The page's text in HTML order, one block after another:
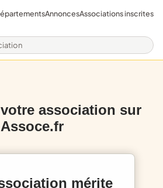
AnnoncesAssociations inscrites
association sur
Assoce.fr